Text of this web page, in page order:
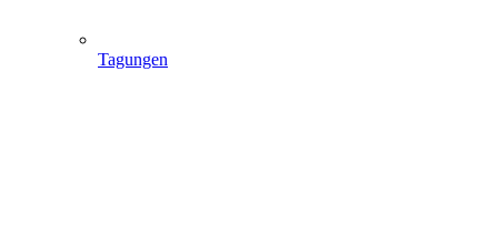
Tagungen